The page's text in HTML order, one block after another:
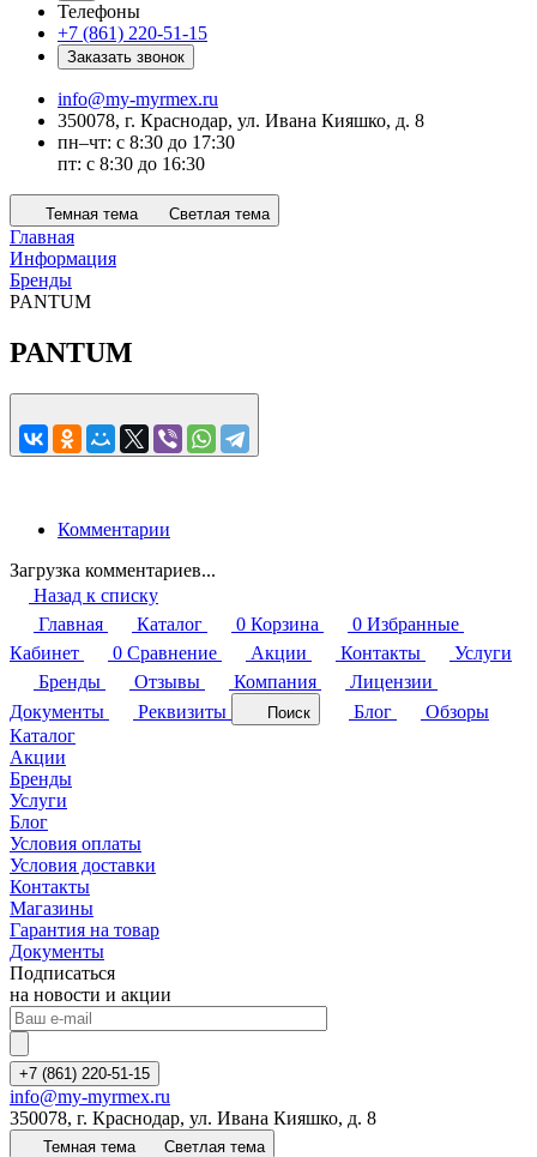
Телефоны
+7 (861) 220-51-15
Заказать звонок
info@my-myrmex.ru
350078, г. Краснодар, ул. Ивана Кияшко, д. 8
пн–чт: с 8:30 до 17:30
пт: с 8:30 до 16:30
Темная тема Светлая тема
Главная
Информация
Бренды
PANTUM
PANTUM
Комментарии
Загрузка комментариев...
Назад к списку
Главная
Каталог 0 Корзина 0 Избранные
Кабинет
0 Сравнение Акции Контакты
Услуги
Бренды
Отзывы Компания
Лицензии
Документы
Реквизиты Поиск Блог
Обзоры
Каталог
Акции
Бренды
Услуги
Блог
Условия оплаты
Условия доставки
Контакты
Магазины
Гарантия на товар
Документы
Подписаться
на новости и акции
+7 (861) 220-51-15
info@my-myrmex.ru
350078, г. Краснодар, ул. Ивана Кияшко, д. 8
Темная тема Светлая тема